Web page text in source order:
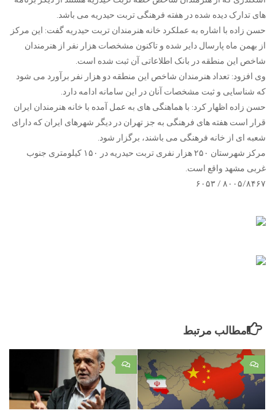
های تدارک دیده شده در هفته فرهنگی تربت حیدریه می باشد.
حسن زاده با اشاره به عملکرد خانه هنرمندان تربت حیدریه گفت: این مرکز
از بهمن ماه پارسال دایر شده و تاکنون مشخصات هزار نفر از هنرمندان
شاخص این منطقه در بانک اطلاعاتی آن ثبت شده است.
وی افزود: تعداد هنرمندان شاخص این منطقه دو هزار نفر برآورد می شود
که شناسایی و ثبت مشخصات آنان در این سامانه ادامه دارد.
حسن زاده اظهار کرد: با هماهنگی های به عمل آمده با خانه هنرمندان ایران
قرار است هفته های فرهنگی به جز تهران در دیگر شهرهای ایران که دارای
شعبه ای از خانه فرهنگی می باشند، برگزار شود.
مرکز شهرستان ۲۵۰ هزار نفری تربت حیدریه در ۱۵۰ کیلومتری جنوب
غربی مشهد واقع است.
۸۰۰۵/۸۴۶۷ / ۶۰۵۳
مطالب مرتبط
۰ ۰